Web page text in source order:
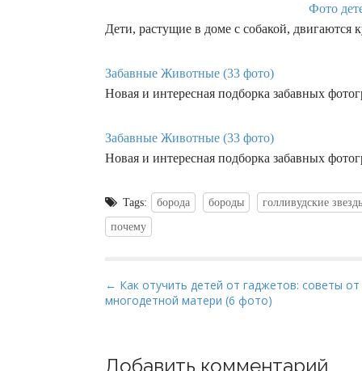
Фото
Дети, растущие в доме с собакой, двигаются
Забавные Животные (33 фото)
Новая и интересная подборка забавных
Забавные Животные (33 фото)
Новая и интересная подборка забавных
Tags: борода бороды
голливудские
почему
P
o
← Как отучить детей от гаджетов: советы от
многодетной матери (6 фото)
Добавить комментарий